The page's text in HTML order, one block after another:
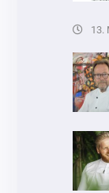
13.